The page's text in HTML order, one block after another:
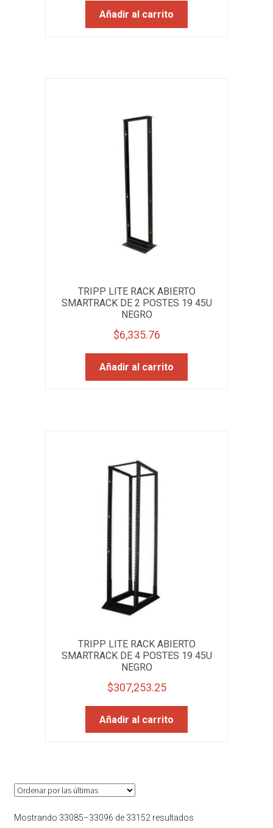
Añadir al carrito
TRIPP LITE RACK ABIERTO
SMARTRACK DE 2 POSTES 19 45U
NEGRO
$6,335.76
Añadir al carrito
TRIPP LITE RACK ABIERTO
SMARTRACK DE 4 POSTES 19 45U
NEGRO
$307,253.25
Añadir al carrito
Mostrando 33085–33096 de 33152 resultadosSorted